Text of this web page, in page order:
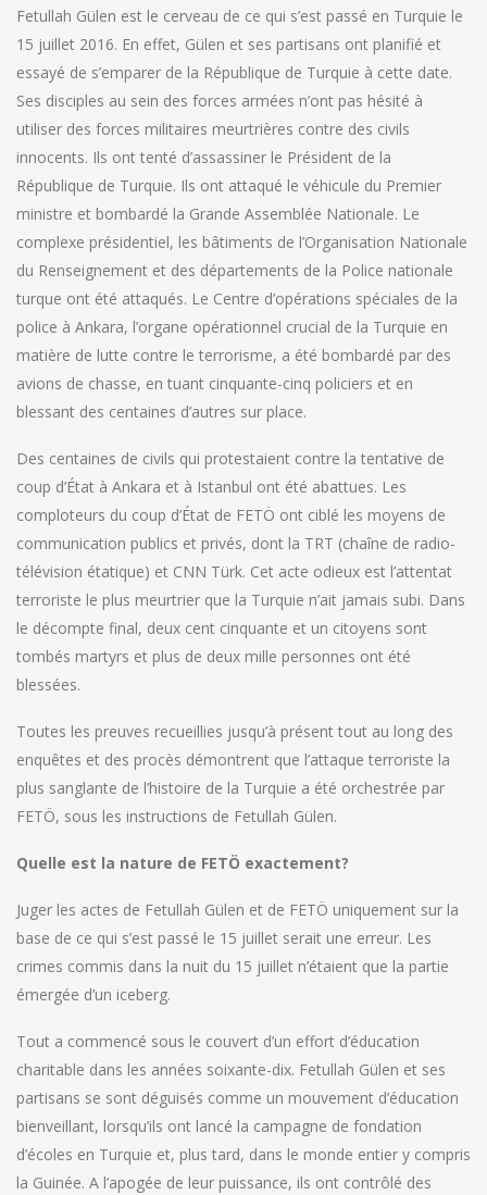
Fetullah Gülen est le cerveau de ce qui s’est passé en Turquie le
15 juillet 2016. En effet, Gülen et ses partisans ont planifié et
essayé de s’emparer de la République de Turquie à cette date.
Ses disciples au sein des forces armées n’ont pas hésité à
utiliser des forces militaires meurtrières contre des civils
innocents. Ils ont tenté d’assassiner le Président de la
République de Turquie. Ils ont attaqué le véhicule du Premier
ministre et bombardé la Grande Assemblée Nationale. Le
complexe présidentiel, les bâtiments de l’Organisation Nationale
du Renseignement et des départements de la Police nationale
turque ont été attaqués. Le Centre d’opérations spéciales de la
police à Ankara, l’organe opérationnel crucial de la Turquie en
matière de lutte contre le terrorisme, a été bombardé par des
avions de chasse, en tuant cinquante-cinq policiers et en
blessant des centaines d’autres sur place.
Des centaines de civils qui protestaient contre la tentative de
coup d’État à Ankara et à Istanbul ont été abattues. Les
comploteurs du coup d’État de FETÖ ont ciblé les moyens de
communication publics et privés, dont la TRT (chaîne de radio-
télévision étatique) et CNN Türk. Cet acte odieux est l’attentat
terroriste le plus meurtrier que la Turquie n’ait jamais subi. Dans
le décompte final, deux cent cinquante et un citoyens sont
tombés martyrs et plus de deux mille personnes ont été
blessées.
Toutes les preuves recueillies jusqu’à présent tout au long des
enquêtes et des procès démontrent que l’attaque terroriste la
plus sanglante de l’histoire de la Turquie a été orchestrée par
FETÖ, sous les instructions de Fetullah Gülen.
Quelle est la nature de FETÖ exactement?
Juger les actes de Fetullah Gülen et de FETÖ uniquement sur la
base de ce qui s’est passé le 15 juillet serait une erreur. Les
crimes commis dans la nuit du 15 juillet n’étaient que la partie
émergée d’un iceberg.
Tout a commencé sous le couvert d’un effort d’éducation
charitable dans les années soixante-dix. Fetullah Gülen et ses
partisans se sont déguisés comme un mouvement d’éducation
bienveillant, lorsqu’ils ont lancé la campagne de fondation
d’écoles en Turquie et, plus tard, dans le monde entier y compris
la Guinée. A l’apogée de leur puissance, ils ont contrôlé des